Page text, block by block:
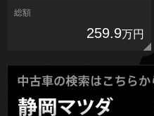
総額
259.9万円